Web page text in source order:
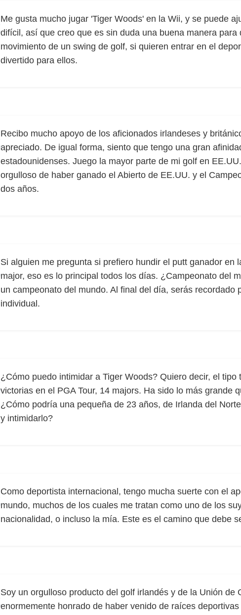
Me gusta mucho jugar 'Tiger Woods' en la Wii, y se puede
difícil, así que creo que es sin duda una buena manera para
movimiento de un swing de golf, si quieren entrar en el
divertido para ellos.
Recibo mucho apoyo de los aficionados irlandeses y
apreciado. De igual forma, siento que tengo una gran
estadounidenses. Juego la mayor parte de mi golf en
orgulloso de haber ganado el Abierto de EE.UU. y el
dos años.
Si alguien me pregunta si prefiero hundir el putt ganador en
major, eso es lo principal todos los días. ¿Campeonato del
un campeonato del mundo. Al final del día, serás recordado
individual.
¿Cómo puedo intimidar a Tiger Woods? Quiero decir, el tipo
victorias en el PGA Tour, 14 majors. Ha sido lo más grande
¿Cómo podría una pequeña de 23 años, de Irlanda del
y intimidarlo?
Como deportista internacional, tengo mucha suerte con el
mundo, muchos de los cuales me tratan como uno de los
nacionalidad, o incluso la mía. Este es el camino que debe
Soy un orgulloso producto del golf irlandés y de la Unión de
enormemente honrado de haber venido de raíces